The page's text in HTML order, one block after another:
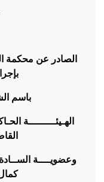
الصادر عن محكمة
باسم
الهـيئـــــــــة
وعضويــــة الســادة